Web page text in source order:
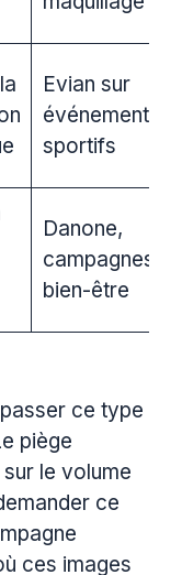
Evian sur
événements
sportifs
Danone,
campagnes
bien-être
passer ce type
piège
le volume
ce
ces images